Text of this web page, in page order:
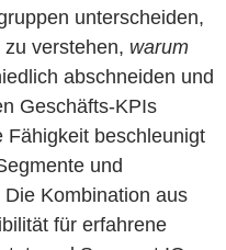
unterscheiden,
verstehen, warum
abschneiden und
Geschäfts-KPIs
Fähigkeit beschleunigt
und
Kombination aus
für erfahrene